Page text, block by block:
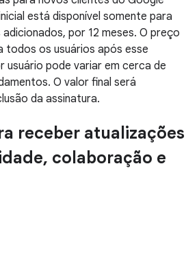
está disponível somente para
por 12 meses. O preço
todos os usuários após esse
usuário pode variar em cerca de
O valor final será
da assinatura.
receber atualizações
colaboração e